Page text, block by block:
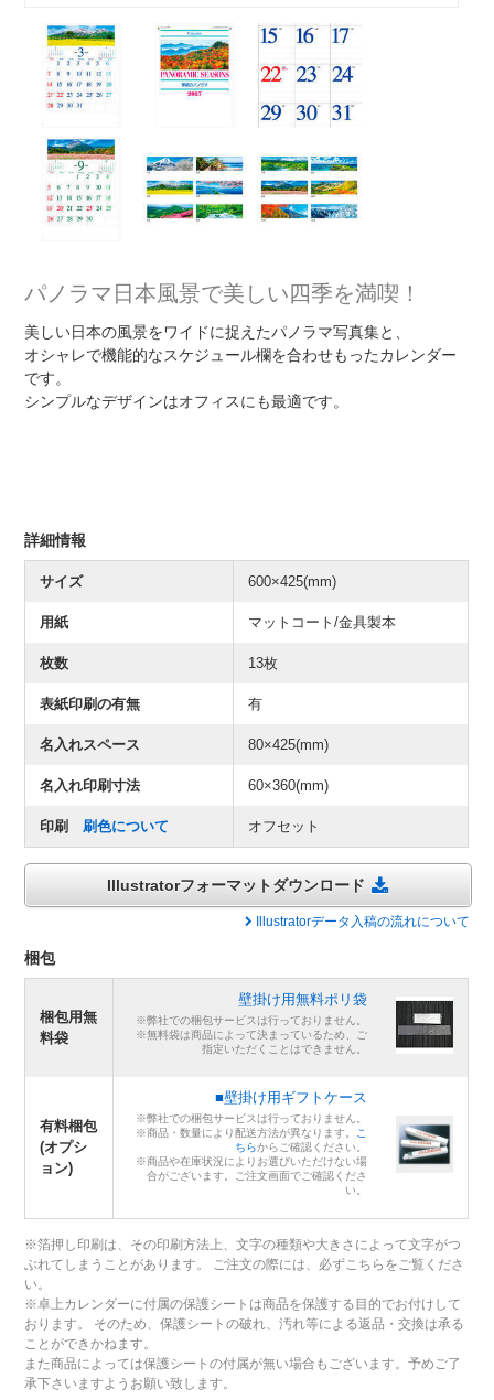
パノラマ日本風景で美しい四季を満喫！
美しい日本の風景をワイドに捉えたパノラマ写真集と、
オシャレで機能的なスケジュール欄を合わせもったカレンダー
です。
シンプルなデザインはオフィスにも最適です。
詳細情報
サイズ 600×425(mm)
用紙 マットコート/金具製本
枚数 13枚
表紙印刷の有無 有
名入れスペース 80×425(mm)
名入れ印刷寸法 60×360(mm)
印刷刷色について オフセット
Illustratorフォーマットダウンロード
Illustratorデータ入稿の流れについて
梱包
梱包用無
料袋
壁掛け用無料ポリ袋
※弊社での梱包サービスは行っておりません。
※無料袋は商品によって決まっているため、ご
指定いただくことはできません。
有料梱包
(オプシ
ョン)
■壁掛け用ギフトケース
※弊社での梱包サービスは行っておりません。
※商品・数量により配送方法が異なります。 こ
ちらからご確認ください。
※商品や在庫状況によりお選びいただけない場
合がございます。ご注文画面でご確認くださ
い。
※箔押し印刷は、その印刷方法上、文字の種類や大きさによって文字がつ
ぶれてしまうことがあります。 ご注文の際には、必ずこちらをご覧くださ
い。
※卓上カレンダーに付属の保護シートは商品を保護する目的でお付けして
おります。 そのため、保護シートの破れ、汚れ等による返品・交換は承る
ことができかねます。
また商品によっては保護シートの付属が無い場合もございます。予めご了
承下さいますようお願い致します。